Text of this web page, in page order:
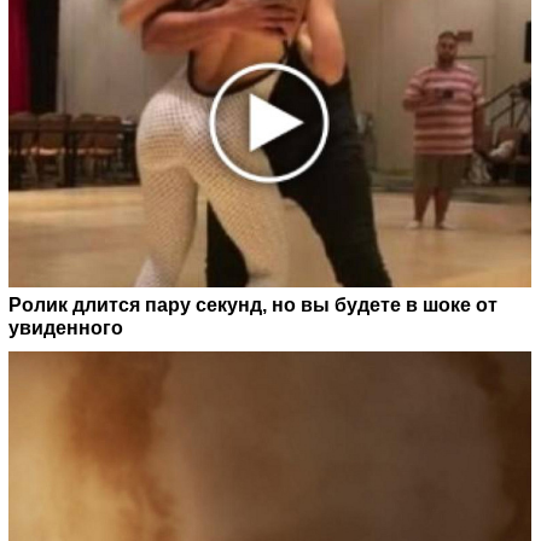
Ролик длится пару секунд, но вы будете в шоке от
увиденного